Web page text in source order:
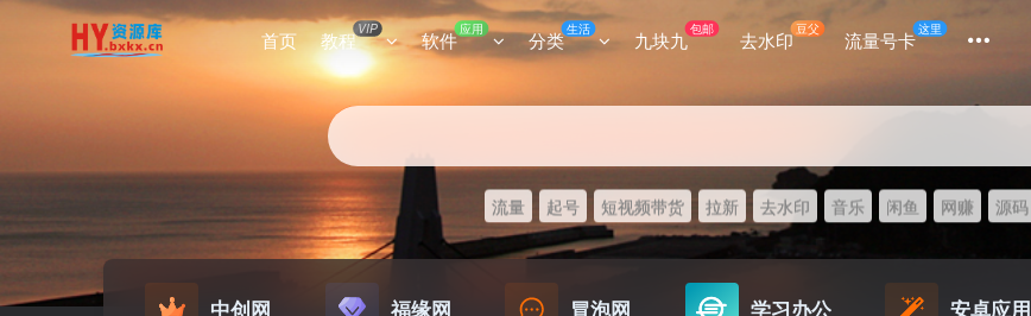
首页 教程VIP 软件 应用 分类生活 九块九包邮 去水印豆父 流量号卡这里
流量 起号 短视频带货 拉新 去水印 音乐 闲鱼 网赚 源码
中创网 福缘网 冒泡网 学习办公 安卓应用